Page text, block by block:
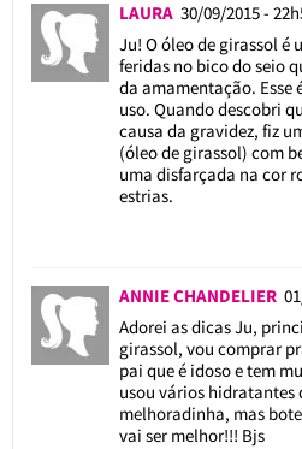
LAURA 30/09/2015 -
Ju! O óleo de girassol é
feridas no bico do seio
da amamentação.
uso. Quando descobri
causa da gravidez, fiz
(óleo de girassol) com
uma disfarçada na cor
estrias.
ANNIE CHANDELIER
Adorei as dicas Ju,
girassol, vou comprar
pai que é idoso e tem
usou vários hidratantes
melhoradinha, mas
vai ser melhor!!! Bjs